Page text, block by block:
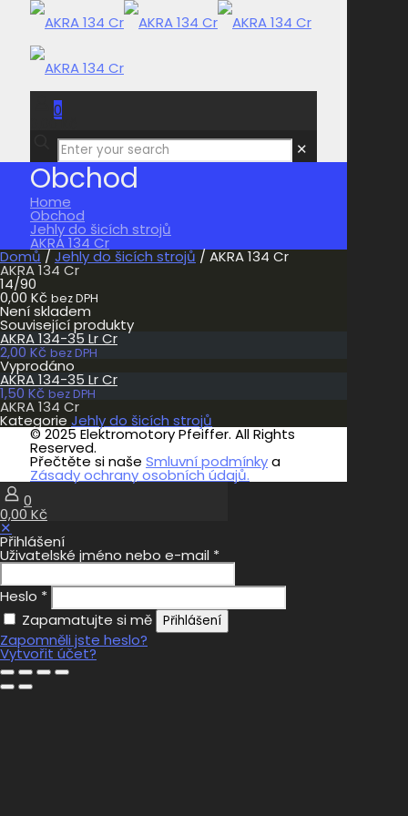
0
0,00 Kč
✕
Obchod
Home
Obchod
Jehly do šicích strojů
AKRA 134 Cr
Domů / Jehly do šicích strojů / AKRA 134 Cr
AKRA 134 Cr
14/90
0,00 Kč bez DPH
Není skladem
Související produkty
AKRA 134-35 Lr Cr
2,00 Kč bez DPH
Vyprodáno
AKRA 134-35 Lr Cr
1,50 Kč bez DPH
AKRA 134 Cr
Kategorie Jehly do šicích strojů
© 2025 Elektromotory Pfeiffer. All Rights
Reserved.
Přečtěte si naše Smluvní podmínkya
Zásady ochrany osobních údajů.
0
0,00 Kč
✕
Přihlášení
Uživatelské jméno nebo e-mail *
Heslo *
Zapamatujte si mě
Přihlášení
Zapomněli jste heslo?
Vytvořit účet?